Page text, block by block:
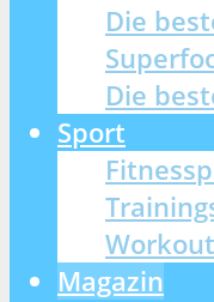
Die
Die
Sport
Magazin